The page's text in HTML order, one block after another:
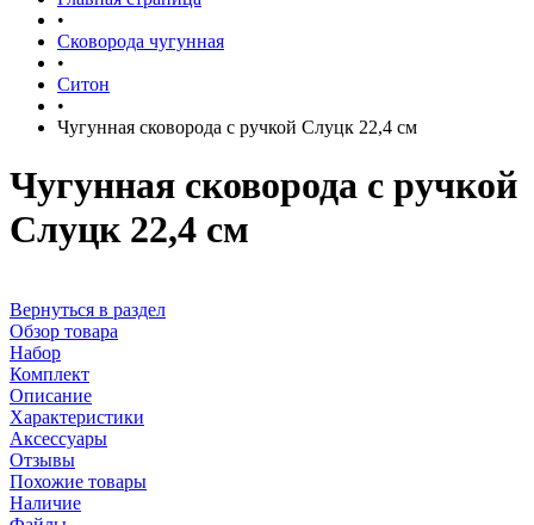
•
Сковорода чугунная
•
Ситон
•
Чугунная сковорода с ручкой Слуцк 22,4 см
Чугунная сковорода с ручкой
Слуцк 22,4 см
Вернуться в раздел
Обзор товара
Набор
Комплект
Описание
Характеристики
Аксессуары
Отзывы
Похожие товары
Наличие